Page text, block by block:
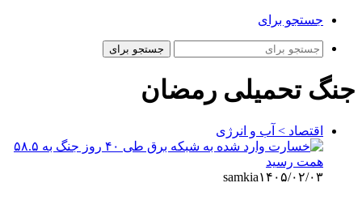
جستجو برای
جستجو برای
جنگ تحمیلی رمضان
اقتصاد > آب و انرژی
samkia۱۴۰۵/۰۲/۰۳